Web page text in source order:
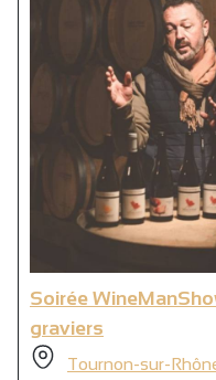
Soirée
graviers
Tournon-sur-